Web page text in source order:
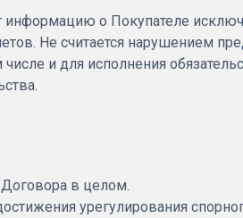
информацию о Покупателе
Не считается нарушением
и для исполнения
Договора в целом.
урегулирования